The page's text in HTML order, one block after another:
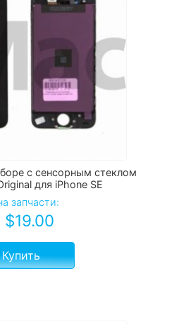
с сенсорным стеклом
для iPhone SE
запчасти:
$19.00
Купить